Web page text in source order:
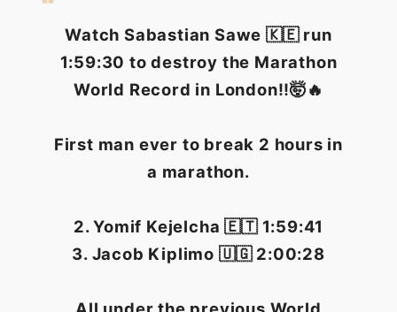
Watch Sabastian Sawe 🇰🇪 run
1:59:30 to destroy the Marathon
World Record in London!!🤯🔥
First man ever to break 2 hours in
a marathon.
2. Yomif Kejelcha 🇪🇹 1:59:41
3. Jacob Kiplimo 🇺🇬 2:00:28